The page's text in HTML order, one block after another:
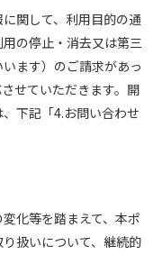
関して、利用目的の通
の停止・消去又は第三
ます）のご請求があっ
せていただきます。開
下記「4.お問い合わせ
化等を踏まえて、本ポ
扱いについて、継続的